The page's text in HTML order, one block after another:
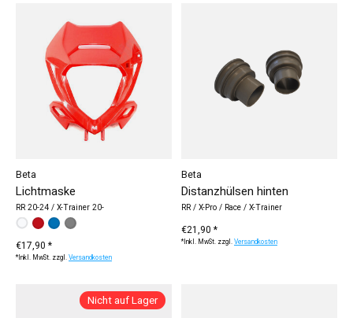
Beta
Lichtmaske
RR 20-24 / X-Trainer 20-
Bitte wählen Sie:
weiß
rot blaugrau
€17,90 *
*Inkl. MwSt. zzgl.Versandkosten
Beta
Distanzhülsen hinten
RR / X-Pro / Race / X-Trainer
€21,90 *
*Inkl. MwSt. zzgl.Versandkosten
Nicht auf Lager